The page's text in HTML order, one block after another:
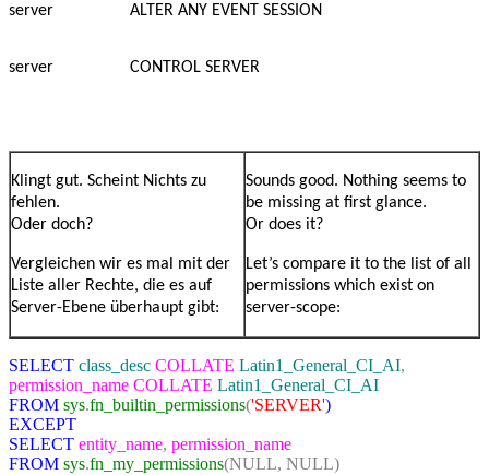
server ALTER ANY EVENT SESSION
server CONTROL SERVER
Klingt gut. Scheint Nichts zu
fehlen.
Oder doch?
Vergleichen wir es mal mit der
Liste aller Rechte, die es auf
Server-Ebene überhaupt gibt:
Sounds good. Nothing seems to
be missing at first glance.
Or does it?
Let’s compare it to the list of all
permissions which exist on
server-scope:
SELECT class_desc COLLATE Latin1_General_CI_AI,
permission_name COLLATE Latin1_General_CI_AI
FROM sys.fn_builtin_permissions('SERVER')
EXCEPT
SELECT entity_name, permission_name
FROM sys.fn_my_permissions(NULL, NULL)